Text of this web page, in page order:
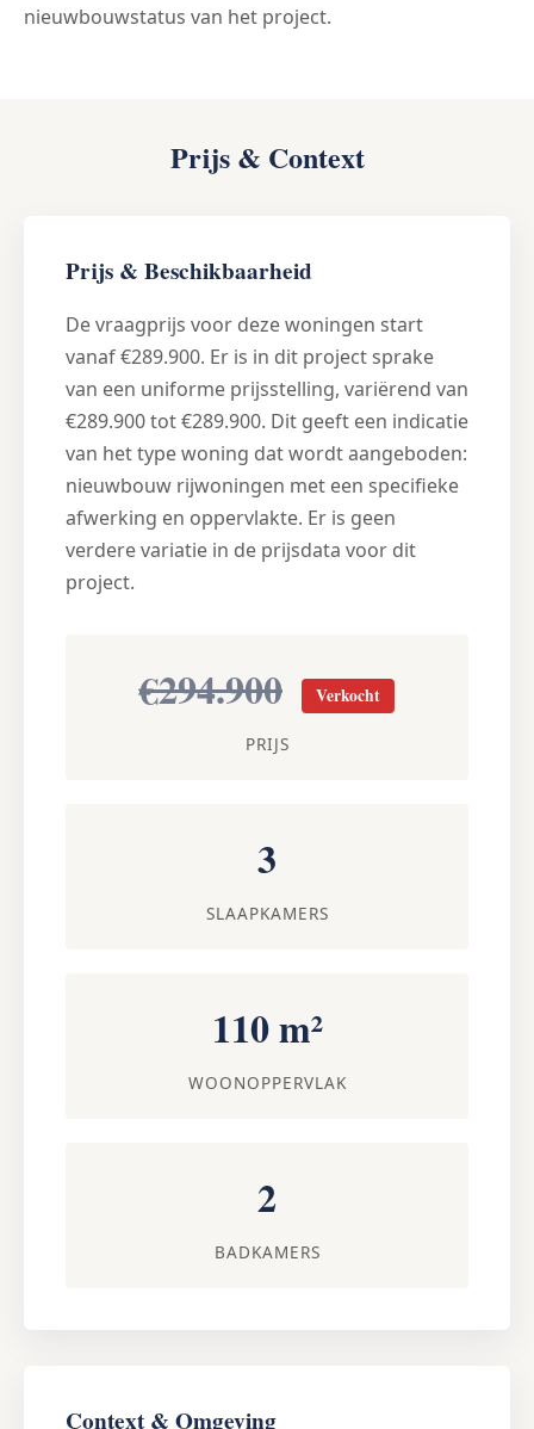
nieuwbouwstatus van het project.
Prijs & Context
Prijs & Beschikbaarheid
De vraagprijs voor deze woningen start
vanaf €289.900. Er is in dit project sprake
van een uniforme prijsstelling, variërend van
€289.900 tot €289.900. Dit geeft een indicatie
van het type woning dat wordt aangeboden:
nieuwbouw rijwoningen met een specifieke
afwerking en oppervlakte. Er is geen
verdere variatie in de prijsdata voor dit
project.
€294.900 Verkocht
PRIJS
3
SLAAPKAMERS
110 m²
WOONOPPERVLAK
2
BADKAMERS
Context & Omgeving